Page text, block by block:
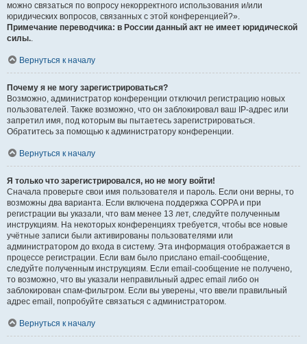
можно связаться по вопросу некорректного использования и/или
юридических вопросов, связанных с этой конференцией?».
Примечание переводчика: в России данный акт не имеет юридической
силы..
Вернуться к началу
Почему я не могу зарегистрироваться?
Возможно, администратор конференции отключил регистрацию новых
пользователей. Также возможно, что он заблокировал ваш IP-адрес или
запретил имя, под которым вы пытаетесь зарегистрироваться.
Обратитесь за помощью к администратору конференции.
Вернуться к началу
Я только что зарегистрировался, но не могу войти!
Сначала проверьте свои имя пользователя и пароль. Если они верны, то
возможны два варианта. Если включена поддержка COPPA и при
регистрации вы указали, что вам менее 13 лет, следуйте полученным
инструкциям. На некоторых конференциях требуется, чтобы все новые
учётные записи были активированы пользователями или
администратором до входа в систему. Эта информация отображается в
процессе регистрации. Если вам было прислано email-сообщение,
следуйте полученным инструкциям. Если email-сообщение не получено,
то возможно, что вы указали неправильный адрес email либо он
заблокирован спам-фильтром. Если вы уверены, что ввели правильный
адрес email, попробуйте связаться с администратором.
Вернуться к началу